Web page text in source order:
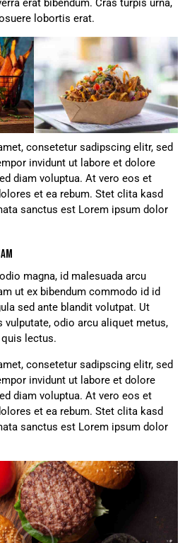
lobortis erat.
consetetur sadipscing elitr, sed
invidunt ut labore et dolore
diam voluptua. At vero eos et
et ea rebum. Stet clita kasd
sanctus est Lorem ipsum dolor
magna, id malesuada arcu
ut ex bibendum commodo id id
sed ante blandit volutpat. Ut
vulputate, odio arcu aliquet metus,
lectus.
consetetur sadipscing elitr, sed
invidunt ut labore et dolore
diam voluptua. At vero eos et
et ea rebum. Stet clita kasd
sanctus est Lorem ipsum dolor